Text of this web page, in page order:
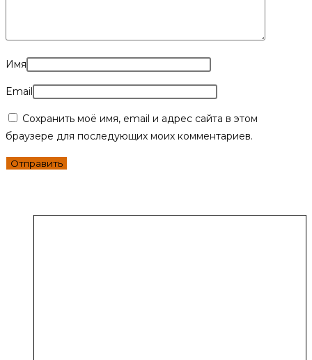
Имя
Email
Сохранить моё имя, email и адрес сайта в этом
браузере для последующих моих комментариев.